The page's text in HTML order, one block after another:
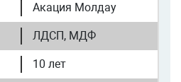
Акация Молдау
ЛДСП, МДФ
10 лет